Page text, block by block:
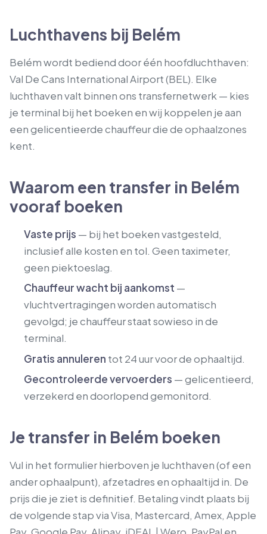
Luchthavens bij Belém
Belém wordt bediend door één hoofdluchthaven:
Val De Cans International Airport (BEL). Elke
luchthaven valt binnen ons transfernetwerk — kies
je terminal bij het boeken en wij koppelen je aan
een gelicentieerde chauffeur die de ophaalzones
kent.
Waarom een transfer in Belém
vooraf boeken
Vaste prijs — bij het boeken vastgesteld,
inclusief alle kosten en tol. Geen taximeter,
geen piektoeslag.
Chauffeur wacht bij aankomst —
vluchtvertragingen worden automatisch
gevolgd; je chauffeur staat sowieso in de
terminal.
Gratis annuleren tot 24 uur voor de ophaaltijd.
Gecontroleerde vervoerders — gelicentieerd,
verzekerd en doorlopend gemonitord.
Je transfer in Belém boeken
Vul in het formulier hierboven je luchthaven (of een
ander ophaalpunt), afzetadres en ophaaltijd in. De
prijs die je ziet is definitief. Betaling vindt plaats bij
de volgende stap via Visa, Mastercard, Amex, Apple